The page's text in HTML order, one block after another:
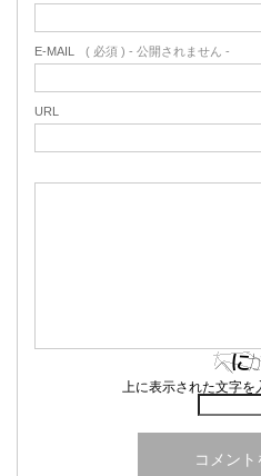
E-MAIL ( 必須 ) - 公開されません -
URL
上に表示された文字を